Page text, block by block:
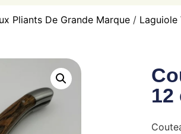
Pliants De Grande Marque / Laguiole
12